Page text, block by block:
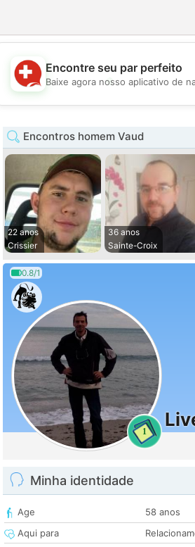
💖
Encontre seu par perfeito
Baixe agora nosso aplicativo de
Encontros homem Vaud
22 anos
Crissier
36 anos
Sainte-Croix
0.8/1
1
Minha identidade
Age
58 anos
Aqui para